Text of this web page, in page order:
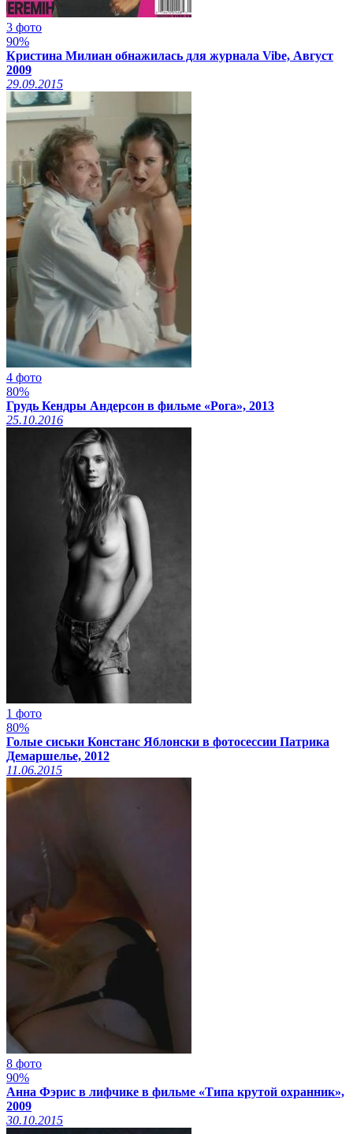
3 фото
90%
Кристина Милиан обнажилась для журнала Vibe, Август
2009
29.09.2015
4 фото
80%
Грудь Кендры Андерсон в фильме «Рога», 2013
25.10.2016
1 фото
80%
Голые сиськи Констанс Яблонски в фотосессии Патрика
Демаршелье, 2012
11.06.2015
8 фото
90%
Анна Фэрис в лифчике в фильме «Типа крутой охранник»,
2009
30.10.2015